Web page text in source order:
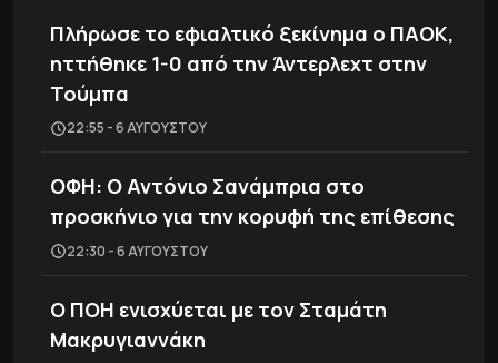
Πλήρωσε το εφιαλτικό ξεκίνημα ο ΠΑΟΚ,
ηττήθηκε 1-0 από την Άντερλεχτ στην
Τούμπα
22:55 - 6 ΑΥΓΟΎΣΤΟΥ
ΟΦΗ: Ο Αντόνιο Σανάμπρια στο
προσκήνιο για την κορυφή της επίθεσης
22:30 - 6 ΑΥΓΟΎΣΤΟΥ
Ο ΠΟΗ ενισχύεται με τον Σταμάτη
Μακρυγιαννάκη